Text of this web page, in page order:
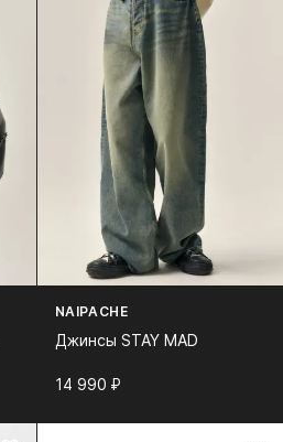
NAIPACHE
Джинсы STAY MAD
14 990⁠ ⁠₽